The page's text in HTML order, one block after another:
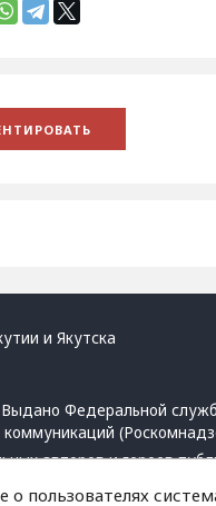
и Якутска
Федеральной
авторов и героев
на сайт.
пользователях